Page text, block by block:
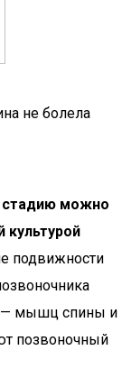
не болела
стадию можно
культурой
подвижности
— мышц спины и
позвоночный